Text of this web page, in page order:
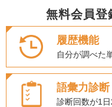
無料会員登
履歴機能
自分が調べた
語彙力診断
診断回数が1